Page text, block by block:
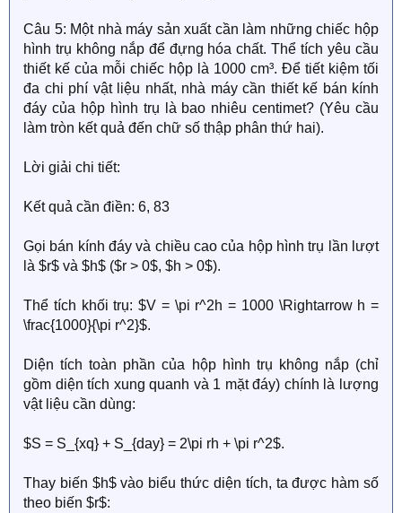
Câu 5: Một nhà máy sản xuất cần làm những chiếc hộp
hình trụ không nắp để đựng hóa chất. Thể tích yêu cầu
thiết kế của mỗi chiếc hộp là 1000 cm³. Để tiết kiệm tối
đa chi phí vật liệu nhất, nhà máy cần thiết kế bán kính
đáy của hộp hình trụ là bao nhiêu centimet? (Yêu cầu
làm tròn kết quả đến chữ số thập phân thứ hai).
Lời giải chi tiết:
Kết quả cần điền: 6, 83
Gọi bán kính đáy và chiều cao của hộp hình trụ lần lượt
là $r$ và $h$ ($r > 0$, $h > 0$).
Thể tích khối trụ: $V = \pi r^2h = 1000 \Rightarrow h =
\frac{1000}{\pi r^2}$.
Diện tích toàn phần của hộp hình trụ không nắp (chỉ
gồm diện tích xung quanh và 1 mặt đáy) chính là lượng
vật liệu cần dùng:
$S = S_{xq} + S_{day} = 2\pi rh + \pi r^2$.
Thay biến $h$ vào biểu thức diện tích, ta được hàm số
theo biến $r$: